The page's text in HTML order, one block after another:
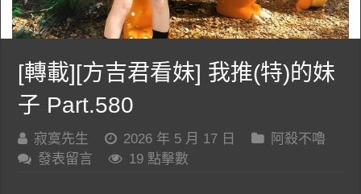
[轉載][方吉君看妹] 我推(特)的妹
子 Part.580
寂寞先生 2026 年 5 月 17 日
阿殺不嚕
發表留言
19 點擊數